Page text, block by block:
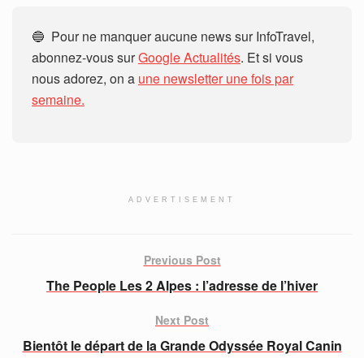
🔵 Pour ne manquer aucune news sur InfoTravel,
abonnez-vous surGoogle Actualités. Et si vous
nous adorez, on a une newsletter une fois par
semaine.
ADVERTISEMENT
Previous Post
The People Les 2 Alpes : l’adresse de l’hiver
Next Post
Bientôt le départ de la Grande Odyssée Royal Canin